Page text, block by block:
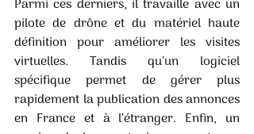
Parmi ces derniers, il travaille avec un
pilote de drône et du matériel haute
définition pour améliorer les visites
virtuelles. Tandis qu’un logiciel
spécifique permet de gérer plus
rapidement la publication des annonces
en France et à l’étranger. Enfin, un